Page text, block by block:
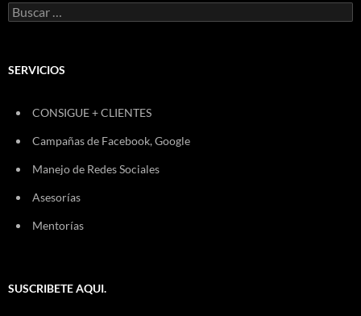
Buscar:
SERVICIOS
CONSIGUE + CLIENTES
Campañas de Facebook, Google
Manejo de Redes Sociales
Asesorías
Mentorías
SUSCRIBETE AQUI.